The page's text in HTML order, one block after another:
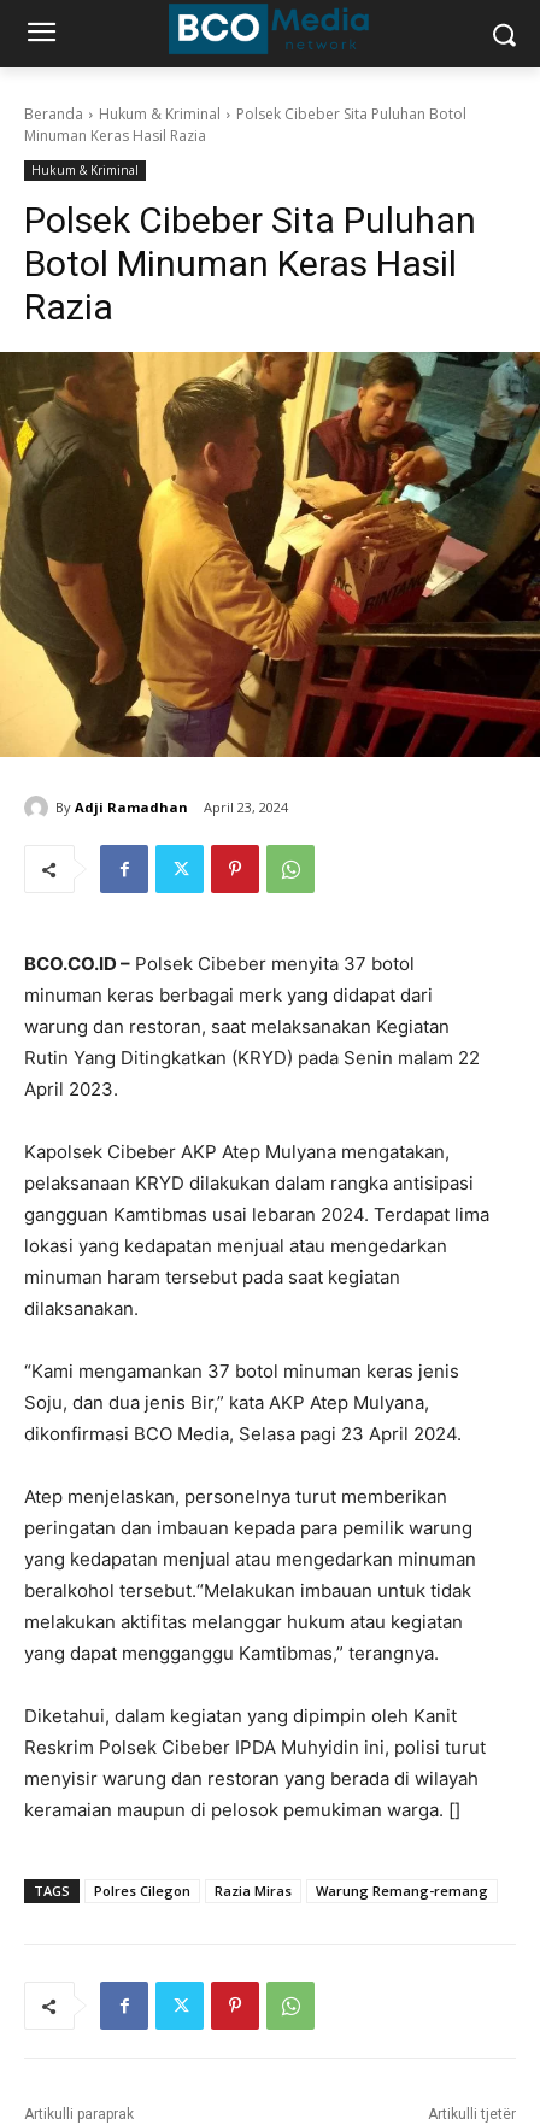
Beranda Hukum & Kriminal
Polsek Cibeber Sita Puluhan Botol
Minuman Keras Hasil Razia
Hukum & Kriminal
Polsek Cibeber Sita Puluhan
Botol Minuman Keras Hasil
Razia
By Adji Ramadhan April 23, 2024
BCO.CO.ID – Polsek Cibeber menyita 37 botol
minuman keras berbagai merk yang didapat dari
warung dan restoran, saat melaksanakan Kegiatan
Rutin Yang Ditingkatkan (KRYD) pada Senin malam 22
April 2023.
Kapolsek Cibeber AKP Atep Mulyana mengatakan,
pelaksanaan KRYD dilakukan dalam rangka antisipasi
gangguan Kamtibmas usai lebaran 2024. Terdapat lima
lokasi yang kedapatan menjual atau mengedarkan
minuman haram tersebut pada saat kegiatan
dilaksanakan.
“Kami mengamankan 37 botol minuman keras jenis
Soju, dan dua jenis Bir,” kata AKP Atep Mulyana,
dikonfirmasi BCO Media, Selasa pagi 23 April 2024.
Atep menjelaskan, personelnya turut memberikan
peringatan dan imbauan kepada para pemilik warung
yang kedapatan menjual atau mengedarkan minuman
beralkohol tersebut.“Melakukan imbauan untuk tidak
melakukan aktifitas melanggar hukum atau kegiatan
yang dapat mengganggu Kamtibmas,” terangnya.
Diketahui, dalam kegiatan yang dipimpin oleh Kanit
Reskrim Polsek Cibeber IPDA Muhyidin ini, polisi turut
menyisir warung dan restoran yang berada di wilayah
keramaian maupun di pelosok pemukiman warga. []
TAGS Polres Cilegon Razia Miras Warung Remang-remang
Artikulli paraprak Artikulli tjetër